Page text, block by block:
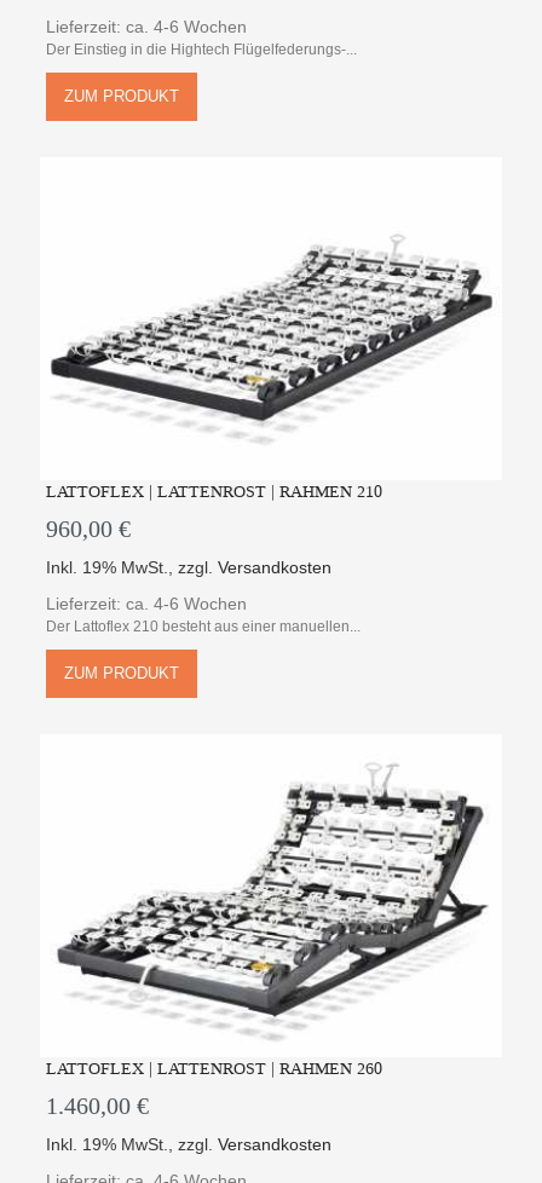
Lieferzeit: ca. 4-6 Wochen
Der Einstieg in die Hightech Flügelfederungs-...
ZUM PRODUKT
LATTOFLEX | LATTENROST | RAHMEN 210
960,00 €
Inkl. 19% MwSt. ,zzgl.Versandkosten
Lieferzeit: ca. 4-6 Wochen
Der Lattoflex 210 besteht aus einer manuellen...
ZUM PRODUKT
LATTOFLEX | LATTENROST | RAHMEN 260
1.460,00 €
Inkl. 19% MwSt. ,zzgl.Versandkosten